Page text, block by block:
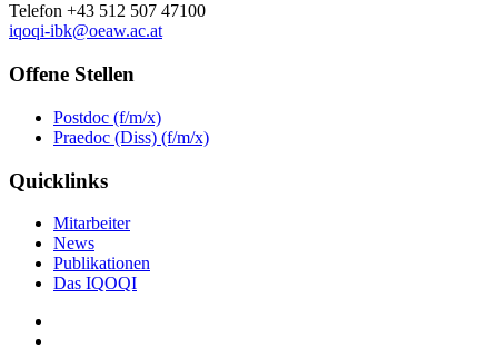
Telefon +43 512 507 47100
iqoqi-ibk@oeaw.ac.at
Offene Stellen
Postdoc (f/m/x)
Praedoc (Diss) (f/m/x)
Quicklinks
Mitarbeiter
News
Publikationen
Das IQOQI